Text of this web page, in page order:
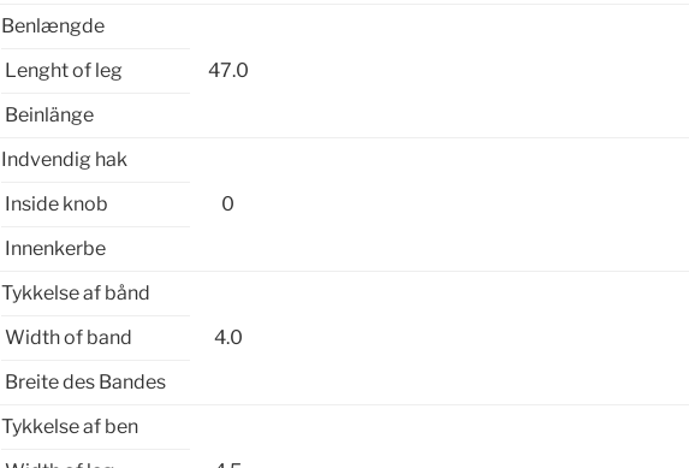
Benlængde
47.0
Lenght of leg
Beinlänge
Indvendig hak
0
Inside knob
Innenkerbe
Tykkelse af bånd
4.0
Width of band
Breite des Bandes
Tykkelse af ben